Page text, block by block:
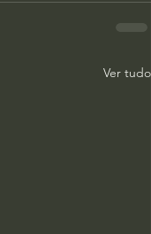
Ver tudo